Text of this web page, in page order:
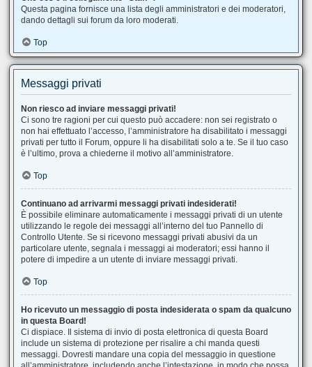
Questa pagina fornisce una lista degli amministratori e dei moderatori,
dando dettagli sui forum da loro moderati.
Top
Messaggi privati
Non riesco ad inviare messaggi privati!
Ci sono tre ragioni per cui questo può accadere: non sei registrato o
non hai effettuato l’accesso, l’amministratore ha disabilitato i messaggi
privati per tutto il Forum, oppure li ha disabilitati solo a te. Se il tuo caso
è l’ultimo, prova a chiederne il motivo all’amministratore.
Top
Continuano ad arrivarmi messaggi privati indesiderati!
È possibile eliminare automaticamente i messaggi privati ​​di un utente
utilizzando le regole dei messaggi all’interno del tuo Pannello di
Controllo Utente. Se si ricevono messaggi privati ​​abusivi da un
particolare utente, segnala i messaggi ai moderatori; essi hanno il
potere di impedire a un utente di inviare messaggi privati​​.
Top
Ho ricevuto un messaggio di posta indesiderata o spam da qualcuno
in questa Board!
Ci dispiace. Il sistema di invio di posta elettronica di questa Board
include un sistema di protezione per risalire a chi manda questi
messaggi. Dovresti mandare una copia del messaggio in questione